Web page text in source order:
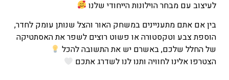
לעיצוב עם מבחר הוילונות הייחודי שלנו
בין אם אתם מתעניינים במשחק האור והצל שנותן עומק לחדר,
הוספת צבע וטקסטורה או פשוט רוצים לשפר את האסתטיקה
של החלל שלכם, באשרם יש את התשובה להכל
הצטרפו אלינו לחוויה ותנו לנו לשדרג אתכם